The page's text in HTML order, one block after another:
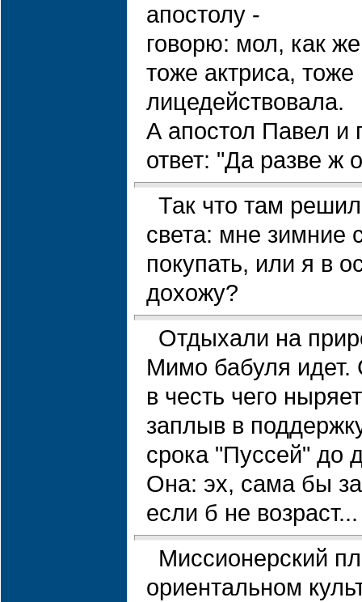
апостолу -
говорю: мол, как
тоже актриса, тоже
лицедействовала.
А апостол Павел и
ответ: "Да разве ж
Так что там
света: мне зимние
покупать, или я в
дохожу?
Отдыхали на
Мимо бабуля идет.
в честь чего
заплыв в
срока "Пуссей" до
Она: эх, сама бы
если б не возраст...
Миссионерский
ориентальном